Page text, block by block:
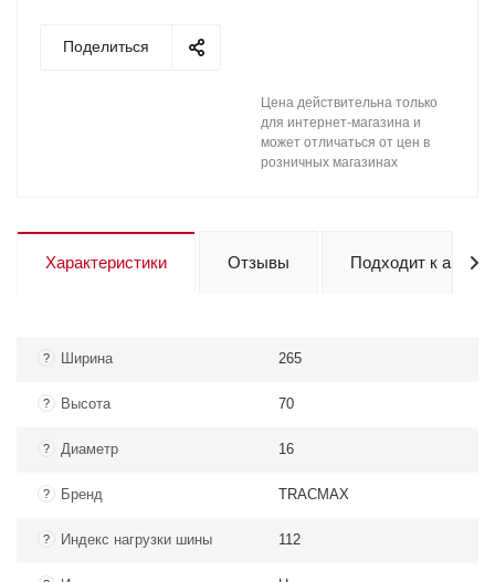
Поделиться
Цена действительна только
для интернет-магазина и
может отличаться от цен в
розничных магазинах
Характеристики Отзывы Подходит к авто
? Ширина 265
? Высота 70
? Диаметр 16
? Бренд TRACMAX
? Индекс нагрузки шины 112